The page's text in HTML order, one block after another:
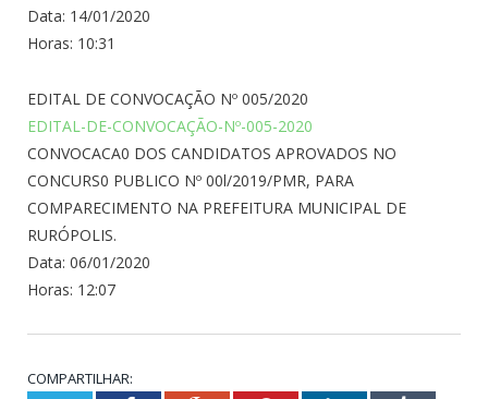
Data: 14/01/2020
Horas: 10:31
EDITAL DE CONVOCAÇÃO Nº 005/2020
EDITAL-DE-CONVOCAÇÃO-Nº-005-2020
CONVOCACA0 DOS CANDIDATOS APROVADOS NO
CONCURS0 PUBLICO Nº 00l/2019/PMR, PARA
COMPARECIMENTO NA PREFEITURA MUNICIPAL DE
RURÓPOLIS.
Data: 06/01/2020
Horas: 12:07
COMPARTILHAR: